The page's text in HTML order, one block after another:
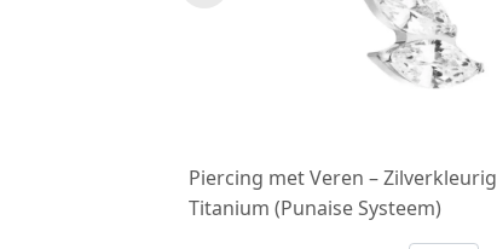
Piercing met Veren – Zilverkleurig
Titanium (Punaise Systeem)